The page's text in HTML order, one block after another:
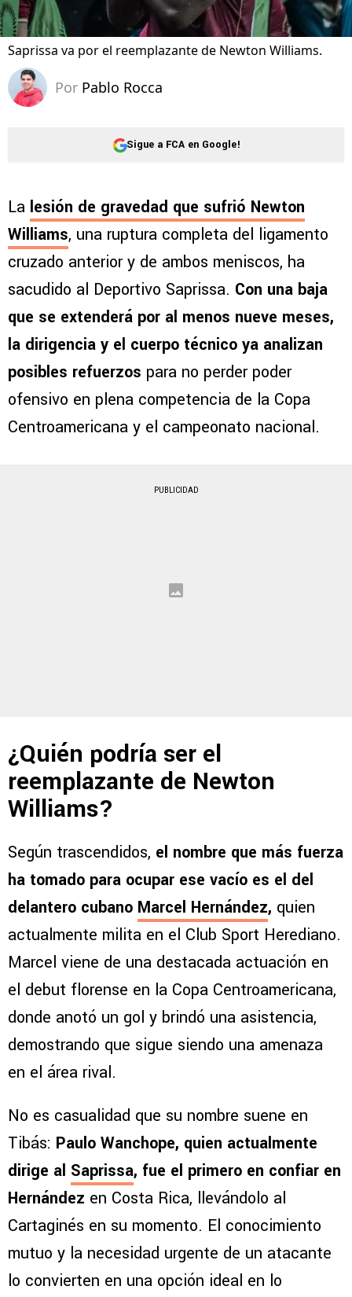
Saprissa va por el reemplazante de Newton Williams.
Por Pablo Rocca
Sigue a FCA en Google!
La lesión de gravedad que sufrió Newton
Williams, una ruptura completa del ligamento
cruzado anterior y de ambos meniscos, ha
sacudido al Deportivo Saprissa. Con una baja
que se extenderá por al menos nueve meses,
la dirigencia y el cuerpo técnico ya analizan
posibles refuerzos para no perder poder
ofensivo en plena competencia de la Copa
Centroamericana y el campeonato nacional.
PUBLICIDAD
¿Quién podría ser el
reemplazante de Newton
Williams?
Según trascendidos, el nombre que más fuerza
ha tomado para ocupar ese vacío es el del
delantero cubano Marcel Hernández, quien
actualmente milita en el Club Sport Herediano.
Marcel viene de una destacada actuación en
el debut florense en la Copa Centroamericana,
donde anotó un gol y brindó una asistencia,
demostrando que sigue siendo una amenaza
en el área rival.
No es casualidad que su nombre suene en
Tibás: Paulo Wanchope, quien actualmente
dirige al Saprissa, fue el primero en confiar en
Hernández en Costa Rica, llevándolo al
Cartaginés en su momento. El conocimiento
mutuo y la necesidad urgente de un atacante
lo convierten en una opción ideal en lo